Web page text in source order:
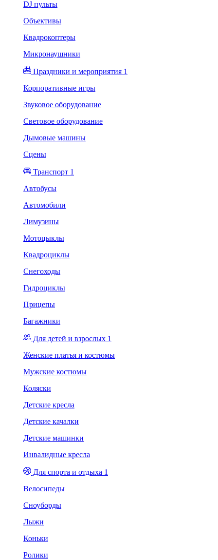
DJ пульты
Объективы
Квадрокоптеры
Микронаушники
Праздники и мероприятия 1
Корпоративные игры
Звуковое оборудование
Световое оборудование
Дымовые машины
Сцены
Транспорт 1
Автобусы
Автомобили
Лимузины
Мотоцыклы
Квадроциклы
Снегоходы
Гидроциклы
Прицепы
Багажники
Для детей и взрослых 1
Женские платья и костюмы
Мужские костюмы
Коляски
Детские кресла
Детские качалки
Детские машинки
Инвалидные кресла
Для спорта и отдыха 1
Велосипеды
Сноуборды
Лыжи
Коньки
Ролики